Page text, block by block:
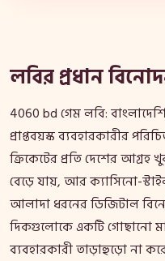
লবির প্রধান
4060 bd গেম লবি:
প্রাপ্তবয়স্ক ব্যবহারকারীর
ক্রিকেটের প্রতি দেশের
বেড়ে যায়, আর ক্যাসিনো-
আলাদা ধরনের ডিজিটাল
দিকগুলোকে একটি গোছানো
ব্যবহারকারী তাড়াহুড়ো না